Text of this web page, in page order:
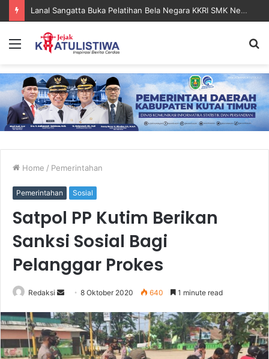
Lanal Sangatta Buka Pelatihan Bela Negara KKRI SMK Negeri 2 Bontang
Menu
Home / Pemerintahan
Pemerintahan Sosial
Satpol PP Kutim Berikan
Sanksi Sosial Bagi
Pelanggar Prokes
Redaksi
Send
email
8 Oktober 2020 640 1 minute read